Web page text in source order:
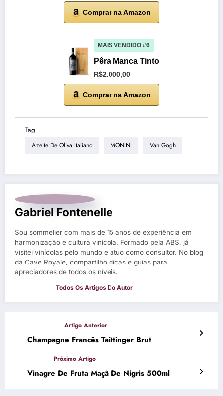
Comprar na Amazon
MAIS VENDIDO #6
Pêra Manca Tinto
R$2.000,00
Comprar na Amazon
Tag
Azeite De Oliva Italiano MONINI Van Gogh
Gabriel Fontenelle
Sou sommelier com mais de 15 anos de experiência em
harmonização e cultura vinícola. Formado pela ABS, já
visitei vinícolas pelo mundo e atuo como consultor. No blog
da Cave Royale, compartilho dicas e guias para
apreciadores de todos os níveis.
Champagne Francês Taittinger Brut
Vinagre De Fruta Maçã De Nigris 500ml